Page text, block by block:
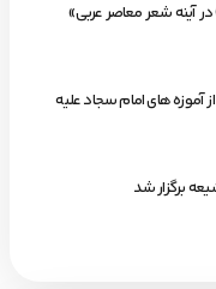
آینه شعر معاصر عربی»
آموزه های امام سجاد علیه
برگزار شد